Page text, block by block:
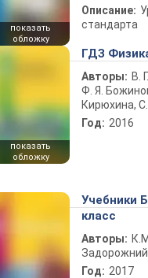
показать
обложку
Описание:
стандарта
показать
обложку
ГДЗ
Авторы: В.
Ф. Я.
Кирюхина,
Год: 2016
Учебники
класс
Авторы: К.М.
Задорожний
Год: 2017